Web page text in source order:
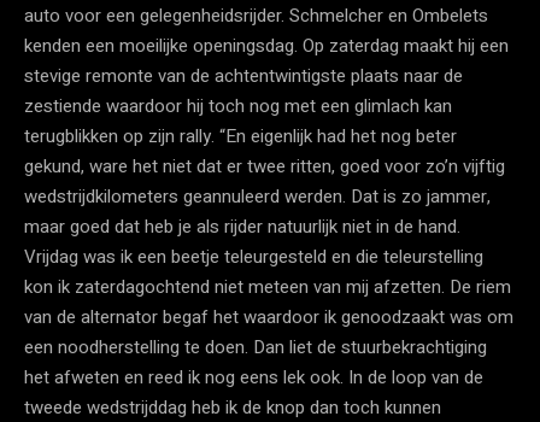
auto voor een gelegenheidsrijder. Schmelcher en Ombelets
kenden een moeilijke openingsdag. Op zaterdag maakt hij een
stevige remonte van de achtentwintigste plaats naar de
zestiende waardoor hij toch nog met een glimlach kan
terugblikken op zijn rally. “En eigenlijk had het nog beter
gekund, ware het niet dat er twee ritten, goed voor zo’n vijftig
wedstrijdkilometers geannuleerd werden. Dat is zo jammer,
maar goed dat heb je als rijder natuurlijk niet in de hand.
Vrijdag was ik een beetje teleurgesteld en die teleurstelling
kon ik zaterdagochtend niet meteen van mij afzetten. De riem
van de alternator begaf het waardoor ik genoodzaakt was om
een noodherstelling te doen. Dan liet de stuurbekrachtiging
het afweten en reed ik nog eens lek ook. In de loop van de
tweede wedstrijddag heb ik de knop dan toch kunnen